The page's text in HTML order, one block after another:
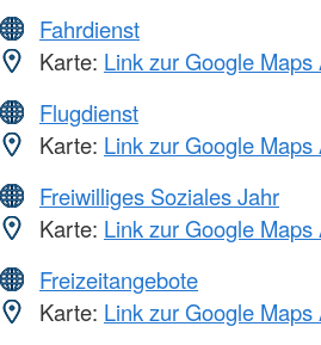
Fahrdienst
Karte: Link zur Google Maps
Flugdienst
Karte: Link zur Google Maps
Freiwilliges Soziales Jahr
Karte: Link zur Google Maps
Freizeitangebote
Karte: Link zur Google Maps